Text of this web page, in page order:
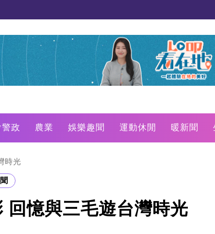
政 農業 娛樂趣聞 運動休閒 暖新聞
時光
回憶與三毛遊台灣時光